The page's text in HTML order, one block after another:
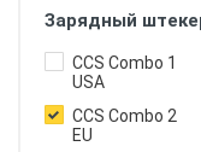
Contact
Electric
EU
50 кВт (DC)
80 кВт
160 кВт
Зарядный
CCS Combo 1
USA
CCS Combo 2
EU